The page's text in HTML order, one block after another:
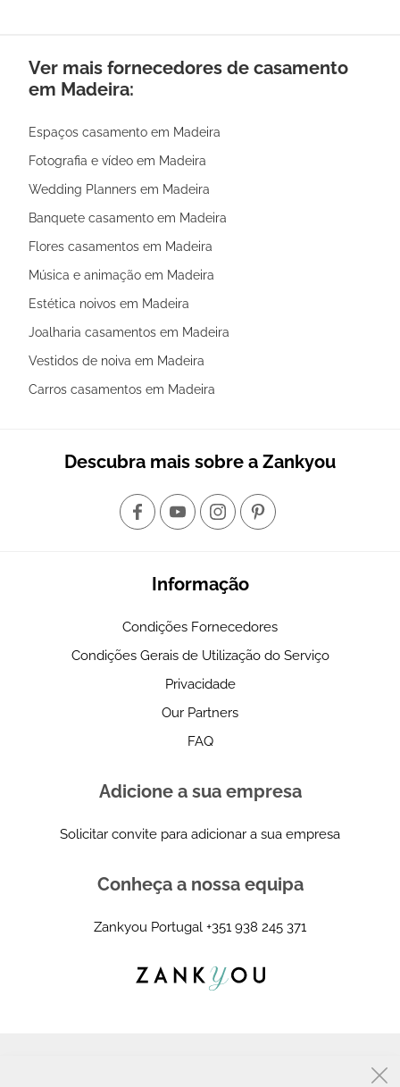
Ver mais fornecedores de casamento
em Madeira:
Espaços casamento em Madeira
Fotografia e vídeo em Madeira
Wedding Planners em Madeira
Banquete casamento em Madeira
Flores casamentos em Madeira
Música e animação em Madeira
Estética noivos em Madeira
Joalharia casamentos em Madeira
Vestidos de noiva em Madeira
Carros casamentos em Madeira
Descubra mais sobre a Zankyou
Informação
Condições Fornecedores
Condições Gerais de Utilização do Serviço
Privacidade
Our Partners
FAQ
Adicione a sua empresa
Solicitar convite para adicionar a sua empresa
Conheça a nossa equipa
Zankyou Portugal +351 938 245 371